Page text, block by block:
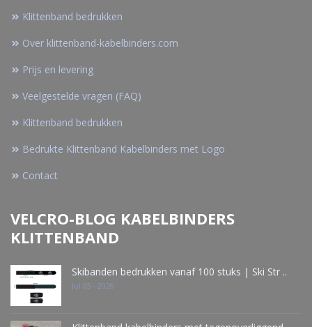
Klittenband bedrukken
Over klittenband-kabelbinders.com
Prijs en levering
Veelgestelde vragen (FAQ)
Klittenband bedrukken
Bedrukte Klittenband Kabelbinders met Logo
Contact
VELCRO-BLOG KABELBINDERS
KLITTENBAND
Skibanden bedrukken vanaf 100 stuks | Ski Str ..
Jul 05 - 2026